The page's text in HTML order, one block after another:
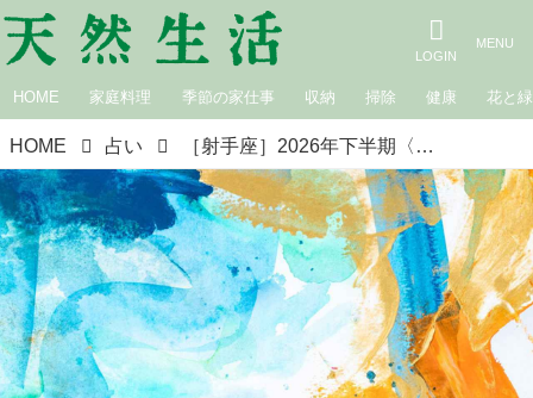
HOME 家庭料理 季節の家仕事 収納 掃除 健康 花と緑
HOME 占い ［射手座］2026年下半期〈7月・8月・9月の運勢〉夏の星占い｜suuuiの星の道しるべ